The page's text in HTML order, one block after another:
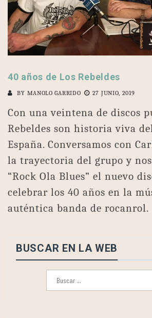
40 años de Los Rebeldes
BY MANOLO GARRIDO 27 JUNIO, 2019
Con una veintena de discos
Rebeldes son historia viva
España. Conversamos con
la trayectoria del grupo y
“Rock Ola Blues” el nuevo
celebrar los 40 años en la
auténtica banda de rocanrol.
BUSCAR EN LA WEB